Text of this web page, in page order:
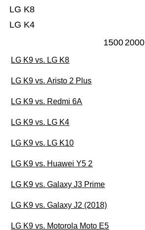
LG K4
LG K8
15002000
LG K9 vs. LG K8
LG K9 vs. Aristo 2 Plus
LG K9 vs. Redmi 6A
LG K9 vs. LG K4
LG K9 vs. LG K10
LG K9 vs. Huawei Y5 2
LG K9 vs. Galaxy J3 Prime
LG K9 vs. Galaxy J2 (2018)
LG K9 vs. Motorola Moto E5